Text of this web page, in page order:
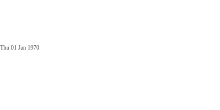
Thu 01 Jan 1970